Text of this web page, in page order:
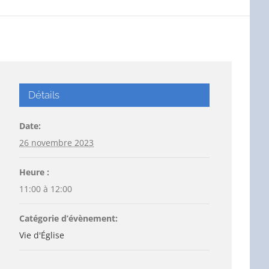
Détails
Date:
26 novembre 2023
Heure :
11:00 à 12:00
Catégorie d’évènement:
Vie d'Église